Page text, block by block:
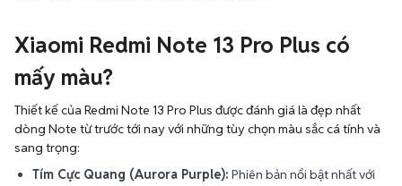
Xiaomi Redmi Note 13 Pro Plus có
mấy màu?
Thiết kế của Redmi Note 13 Pro Plus được đánh giá là đẹp nhất
dòng Note từ trước tới nay với những tùy chọn màu sắc cá tính và
sang trọng:
Tím Cực Quang (Aurora Purple): Phiên bản nổi bật nhất với